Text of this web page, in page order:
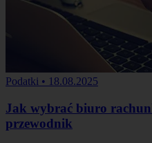
Podatki • 18.08.2025
Jak wybrać biuro
przewodnik